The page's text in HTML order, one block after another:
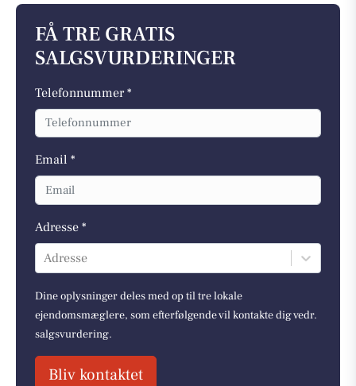
FÅ TRE GRATIS
SALGSVURDERINGER
Telefonnummer *
Email *
Adresse *
Adresse
Dine oplysninger deles med op til tre lokale
ejendomsmæglere, som efterfølgende vil kontakte dig vedr.
salgsvurdering.
Bliv kontaktet